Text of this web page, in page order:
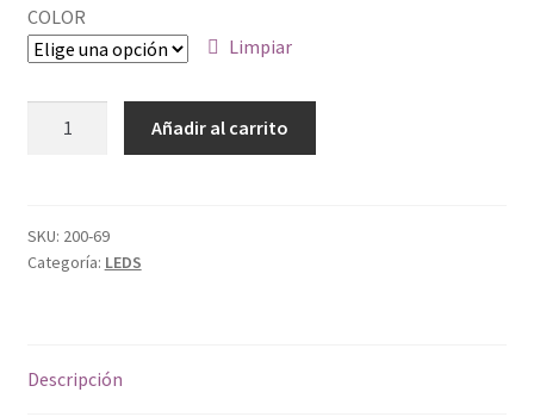
COLOR
Limpiar
cantidad
Añadir al carrito
SKU: 200-69
Categoría: LEDS
Descripción